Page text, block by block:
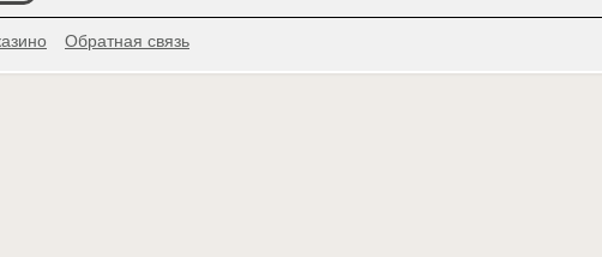
Обратная связь